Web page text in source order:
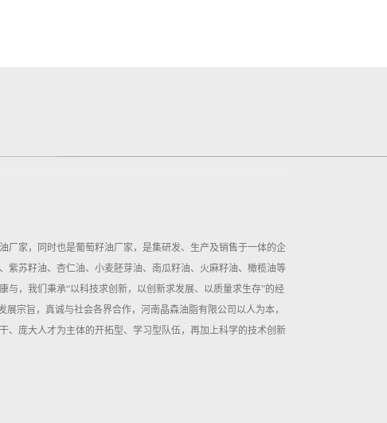
家，同时也是葡萄籽油厂家，是集研发、生产及销售于一体的企
紫苏籽油、杏仁油、小麦胚芽油、南瓜籽油、火麻籽油、橄榄油等
，我们秉承“以科技求创新，以创新求发展、以质量求生存”的经
宗旨，真诚与社会各界合作，河南晶森油脂有限公司以人为本，
、庞大人才为主体的开拓型、学习型队伍，再加上科学的技术创新